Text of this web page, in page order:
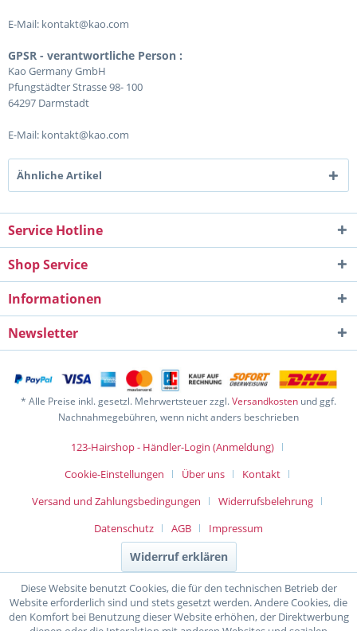
E-Mail: kontakt@kao.com
GPSR - verantwortliche Person :
Kao Germany GmbH
Pfungstädter Strasse 98- 100
64297 Darmstadt
E-Mail: kontakt@kao.com
Ähnliche Artikel
Service Hotline
Shop Service
Informationen
Newsletter
* Alle Preise inkl. gesetzl. Mehrwertsteuer zzgl.Versandkosten und ggf.
Nachnahmegebühren, wenn nicht anders beschrieben
123-Hairshop - Händler-Login (Anmeldung)
Cookie-Einstellungen
Über uns
Kontakt
Versand und Zahlungsbedingungen
Widerrufsbelehrung
Datenschutz
AGB Impressum
Widerruf erklären
Diese Website benutzt Cookies, die für den technischen Betrieb der
Website erforderlich sind und stets gesetzt werden. Andere Cookies, die
den Komfort bei Benutzung dieser Website erhöhen, der Direktwerbung